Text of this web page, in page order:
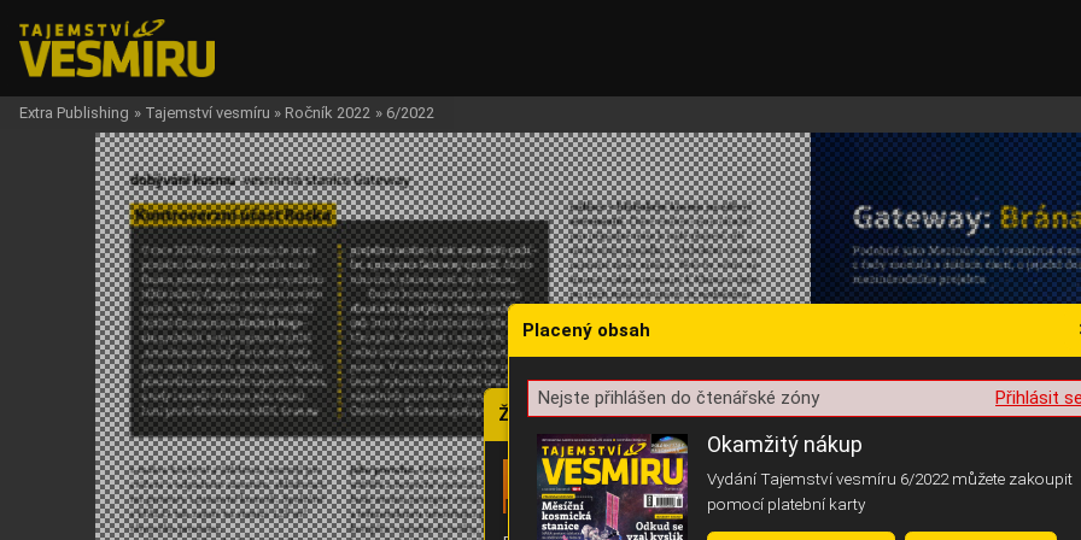
Žádost o souhlas s ukládáním volitelných informací
Extra Publishing » Tajemství vesmíru » Ročník 2022 » 6/2022
Placený obsah
Přihlásit
Nejste přihlášen do čtenářské zóny
Okamžitý nákup
Vydání Tajemství vesmíru 6/2022 můžete zakoupit
pomocí platební karty